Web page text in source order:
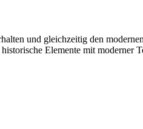
und gleichzeitig den
Elemente mit moderner